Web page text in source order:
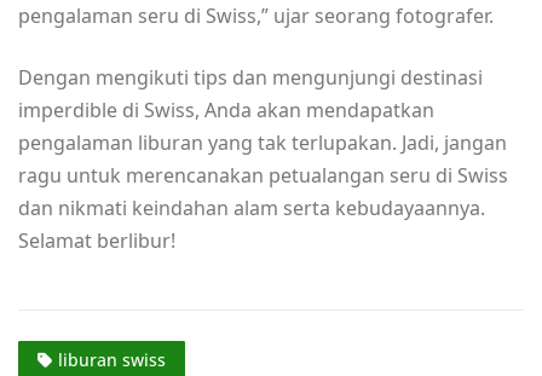
pengalaman seru di Swiss,” ujar seorang fotografer.
Dengan mengikuti tips dan mengunjungi destinasi
imperdible di Swiss, Anda akan mendapatkan
pengalaman liburan yang tak terlupakan. Jadi, jangan
ragu untuk merencanakan petualangan seru di Swiss
dan nikmati keindahan alam serta kebudayaannya.
Selamat berlibur!
liburan swiss